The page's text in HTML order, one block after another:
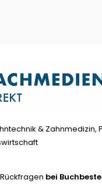
& Zahnmedizin,
bei